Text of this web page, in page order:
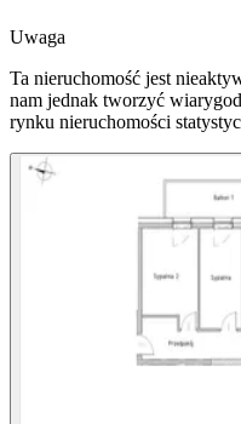
Uwaga
Ta nieruchomość jest
nam jednak tworzyć
rynku nieruchomości